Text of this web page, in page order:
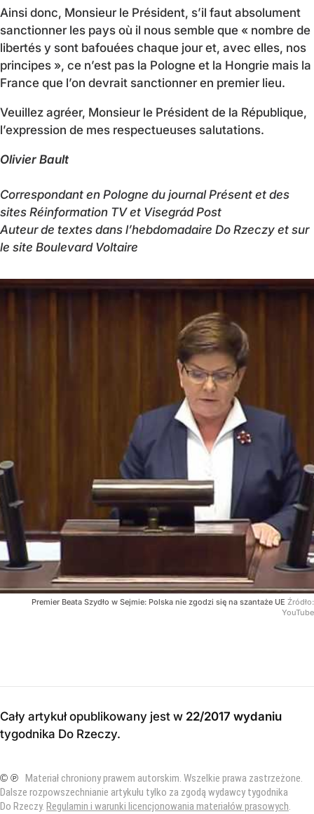
Ainsi donc, Monsieur le Président, s’il faut absolument
sanctionner les pays où il nous semble que « nombre de
libertés y sont bafouées chaque jour et, avec elles, nos
principes », ce n’est pas la Pologne et la Hongrie mais la
France que l’on devrait sanctionner en premier lieu.
Veuillez agréer, Monsieur le Président de la République,
l’expression de mes respectueuses salutations.
Olivier Bault
Correspondant en Pologne du journal Présent et des
sites Réinformation TV et Visegrád Post
Auteur de textes dans l’hebdomadaire Do Rzeczy et sur
le site Boulevard Voltaire
Premier Beata Szydło w Sejmie: Polska nie zgodzi się na szantaże UE Źródło:
YouTube
Cały artykuł opublikowany jest w 22/2017 wydaniu
tygodnika Do Rzeczy.
© ℗
Materiał chroniony prawem autorskim. Wszelkie prawa zastrzeżone.
Dalsze rozpowszechnianie artykułu tylko za zgodą wydawcy tygodnika
Do Rzeczy. Regulamin i warunki licencjonowania materiałów prasowych.